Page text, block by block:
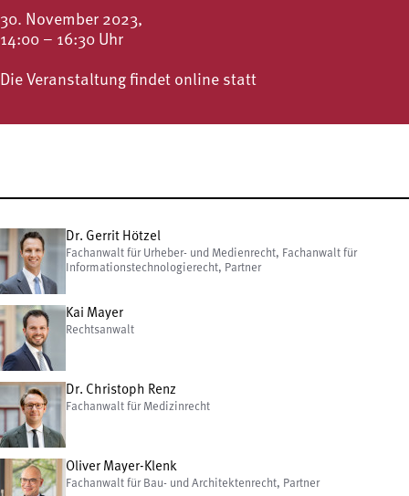
30. November 2023,
14:00 – 16:30 Uhr
Die Veranstaltung findet online statt
Dr. Gerrit Hötzel
Fachanwalt für Urheber- und Medienrecht, Fachanwalt für
Informationstechnologierecht, Partner
Kai Mayer
Rechtsanwalt
Dr. Christoph Renz
Fachanwalt für Medizinrecht
Oliver Mayer-Klenk
Fachanwalt für Bau- und Architektenrecht, Partner